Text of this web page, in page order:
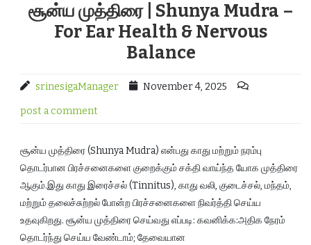
சூன்ய முத்திரை | Shunya Mudra –
For Ear Health & Nervous
Balance
srinesigaManager November 4, 2025
post a comment
சூன்ய முத்திரை (Shunya Mudra) என்பது காது மற்றும் நரம்பு
தொடர்பான பிரச்சனைகளை குறைக்கும் சக்தி வாய்ந்த யோக முத்திரை
ஆகும்.இது காது இரைச்சல் (Tinnitus), காது வலி, குடைச்சல், மந்தம்,
மற்றும் தலைச்சுற்றல் போன்ற பிரச்சனைகளை நிவர்த்தி செய்ய
உதவுகிறது. சூன்ய முத்திரை செய்வது எப்படி: கவனிக்க:அதிக நேரம்
தொடர்ந்து செய்ய வேண்டாம்; தேவையான